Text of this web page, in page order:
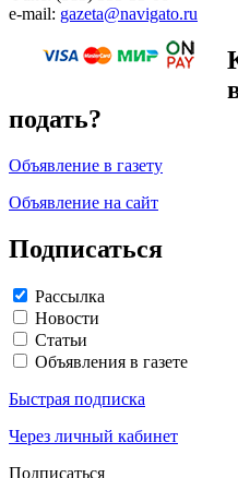
e-mail: gazeta@navigato.ru
подать?
Объявление в газету
Объявление на сайт
Подписаться
Рассылка
Новости
Статьи
Объявления в газете
Быстрая подписка
Через личный кабинет
Подписаться